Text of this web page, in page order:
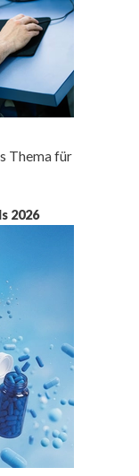
Thema für
2026